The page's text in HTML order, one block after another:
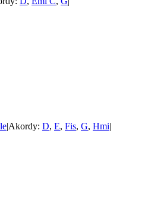
|Akordy: D, E, Fis, G, Hmi|